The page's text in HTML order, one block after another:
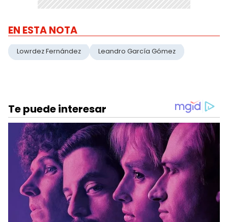
EN ESTA NOTA
Lowrdez Fernández Leandro García Gómez